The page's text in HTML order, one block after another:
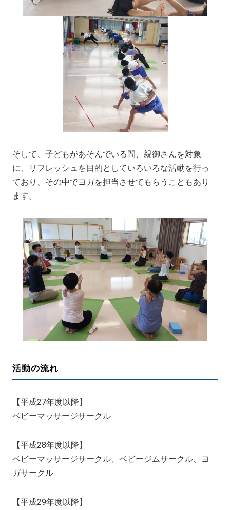
そして、子どもがあそんでいる間、親御さんを対象
に、リフレッシュを目的としていろいろな活動を行っ
ており、その中でヨガを担当させてもらうこともあり
ます。
活動の流れ
【平成27年度以降】
ベビーマッサージサークル
【平成28年度以降】
ベビーマッサージサークル、ベビージムサークル、ヨ
ガサークル
【平成29年度以降】